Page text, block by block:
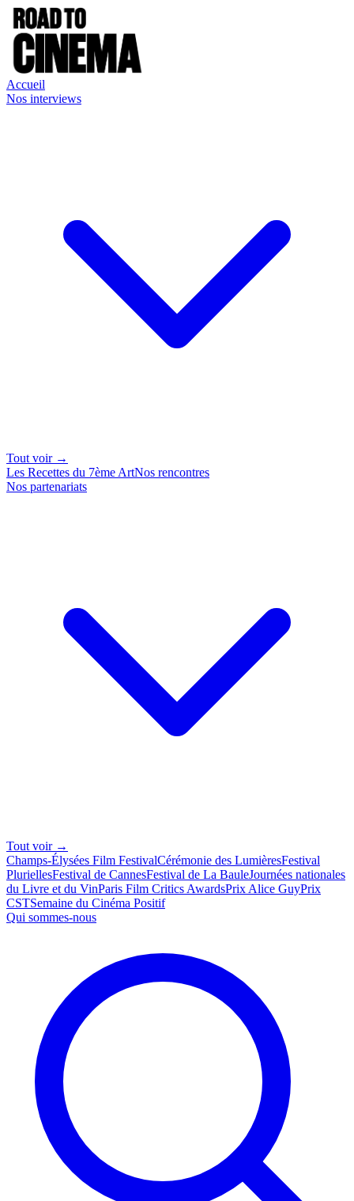
Accueil
Nos interviews
Tout voir →
Les Recettes du 7ème ArtNos rencontres
Nos partenariats
Tout voir →
Champs-Élysées Film FestivalCérémonie des LumièresFestival
PluriellesFestival de CannesFestival de La BauleJournées nationales
du Livre et du VinParis Film Critics AwardsPrix Alice GuyPrix
CSTSemaine du Cinéma Positif
Qui sommes-nous